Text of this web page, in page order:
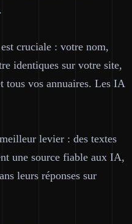
cruciale : votre nom,
identiques sur votre site,
tous vos annuaires. Les IA
levier : des textes
une source fiable aux IA,
leurs réponses sur